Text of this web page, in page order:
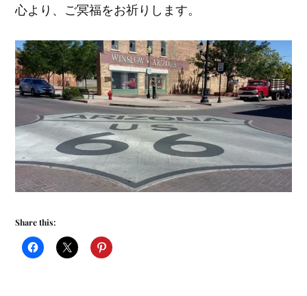
心より、ご冥福をお祈りします。
Share this: